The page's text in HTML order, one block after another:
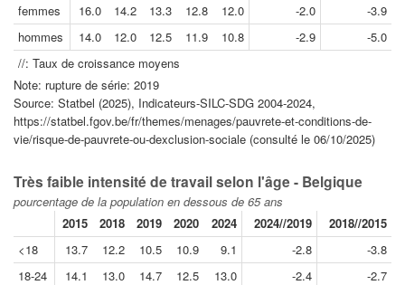
femmes
16.0 14.2 13.3 12.8 12.0 -2.0
-3.9
hommes
14.0 12.0 12.5 11.9 10.8 -2.9
-5.0
//: Taux de croissance moyens
Note: rupture de série: 2019
Source: Statbel (2025), Indicateurs-SILC-SDG 2004-2024,
https://statbel.fgov.be/fr/themes/menages/pauvrete-et-conditions-de-
vie/risque-de-pauvrete-ou-dexclusion-sociale (consulté le 06/10/2025)
Très faible intensité de travail selon l'âge - Belgique
pourcentage de la population en dessous de 65 ans
2015
2018 2019 2020 2024 2024//2019
2018//2015
<18
13.7 12.2 10.5 10.9 9.1 -2.8
-3.8
18-24
14.1 13.0 14.7 12.5 13.0 -2.4
-2.7